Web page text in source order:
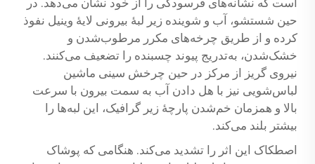
است که نشانه‌های فرسودگی را از خود نشان می‌دهد. در
حین شستشو، آب و شوینده زیر لبهٔ بیرونی لایهٔ وینیل نفوذ
کرده و از طریق چرخه‌های مکرر مرطوب‌شدن و
خشک‌شدن، به‌تدریج پیوند چسبنده را تضعیف می‌کنند.
نیروی گریز از مرکز در حین چرخش سینی ماشین
لباس‌شویی نیز با هل دادن آب به سمت بیرون با سرعت
بالا و همزمان خم‌شدن پارچهٔ زیر گرافیک، این لبه‌ها را
بیشتر بلند می‌کند.
اصطکاک این اثر را تشدید می‌کند. هنگامی که پوشاک